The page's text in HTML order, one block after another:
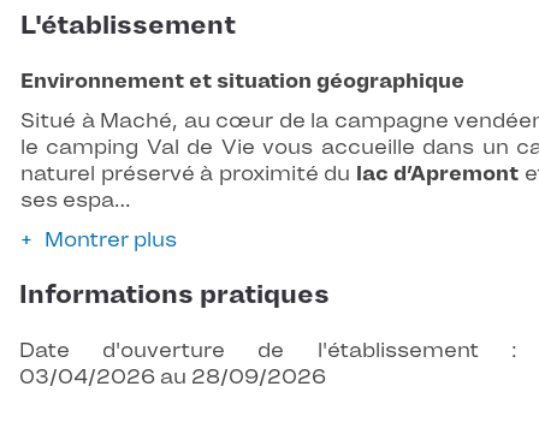
L'établissement
Environnement et situation géographique
Situé à Maché, au cœur de la campagne
le camping Val de Vie vous accueille dans un
naturel préservé à proximité du lac d’Apremont
ses espa…
Montrer plus
Informations pratiques
Date d'ouverture de l'établissement :
03/04/2026 au 28/09/2026